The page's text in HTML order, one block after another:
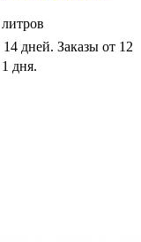
дней. Заказы от 12
дня.